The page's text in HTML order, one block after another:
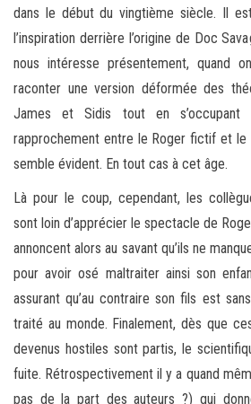
dans le début du vingtième siècle. Il
l’inspiration derrière l’origine de Doc
nous intéresse présentement, quand
raconter une version déformée des
James et Sidis tout en s’occupant
rapprochement entre le Roger fictif et le
semble évident. En tout cas à cet âge.
Là pour le coup, cependant, les
sont loin d’apprécier le spectacle de
annoncent alors au savant qu’ils ne
pour avoir osé maltraiter ainsi son
assurant qu’au contraire son fils est
traité au monde. Finalement, dès que
devenus hostiles sont partis, le
fuite. Rétrospectivement il y a quand
pas de la part des auteurs ?) qui